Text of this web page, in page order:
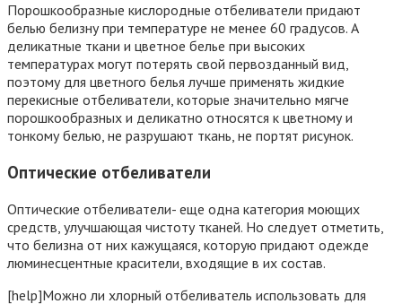
Порошкообразные кислородные отбеливатели придают
белью белизну при температуре не менее 60 градусов. А
деликатные ткани и цветное белье при высоких
температурах могут потерять свой первозданный вид,
поэтому для цветного белья лучше применять жидкие
перекисные отбеливатели, которые значительно мягче
порошкообразных и деликатно относятся к цветному и
тонкому белью, не разрушают ткань, не портят рисунок.
Оптические отбеливатели
Оптические отбеливатели- еще одна категория моющих
средств, улучшающая чистоту тканей. Но следует отметить,
что белизна от них кажущаяся, которую придают одежде
люминесцентные красители, входящие в их состав.
[help]Можно ли хлорный отбеливатель использовать для